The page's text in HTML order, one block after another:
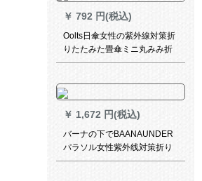
す。）L（身長1+5-17に適し
ています。）
￥ 792 円(税込)
Oolts日傘女性の紫外線対策折
りたたみた畳傘ミニ丸みみ折
りたたみたみ日傘マカロンピ
￥ 1,672 円(税込)
バーナの下でBAANAUNDER
パラソル女性紫外线対策折り
たたみた傘晴雨兼用ミニ三つ